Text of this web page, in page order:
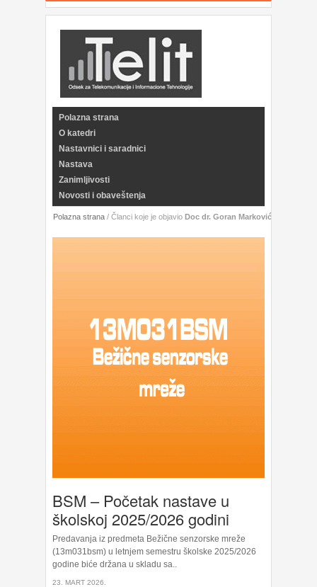
Polazna strana
O katedri
Nastavnici i saradnici
Nastava
Zanimljivosti
Novosti i obaveštenja
Polazna strana / Članci koje je objavio Doc dr. Goran Marković
BSM – Početak nastave u
školskoj 2025/2026 godini
Predavanja iz predmeta Bežične senzorske mreže
(13m031bsm) u letnjem semestru školske 2025/2026
godine biće držana u skladu sa..
23. MART 2026.